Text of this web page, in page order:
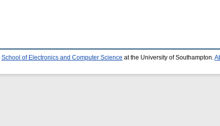
School of Electronics and Computer Science at the University of Southampton.